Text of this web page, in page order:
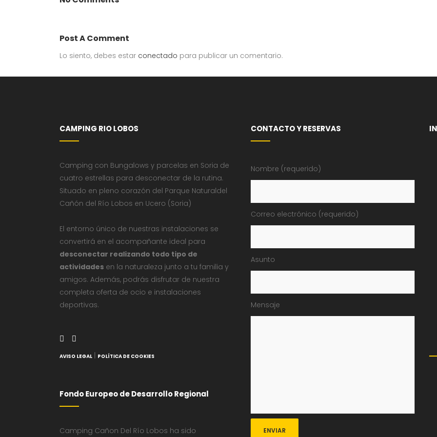
Post A Comment
Lo siento, debes estar conectado para publicar un comentario.
CAMPING RIO LOBOS
Camping con Bungalows y parcelas en Soria de
cuatro estrellas para desconectar de la rutina.
Situado en pleno corazón del Parque Naturaldel
Cañón del Río Lobos en Ucero (Soria)
El entorno único de nuestras instalaciones se
convertirá en el acompañante ideal para
desconectar realizando todo tipo de
actividades en la naturaleza junto a tu familia y
amigos. Además, podrás disfrutar de nuestra
completa oferta de ocio e instalaciones
deportivas.
AVISO LEGAL POLÍTICA DE COOKIES
Fondo Europeo de Desarrollo Regional
Camping Cañon Del Río Lobos ha sido
CONTACTO Y RESERVAS
Nombre (requerido)
Correo electrónico (requerido)
Asunto
Mensaje